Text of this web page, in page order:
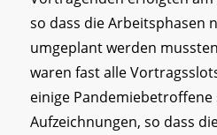
so dass die Arbeitsphasen
umgeplant werden
waren fast alle
einige Pandemiebetroffene
Aufzeichnungen, so dass